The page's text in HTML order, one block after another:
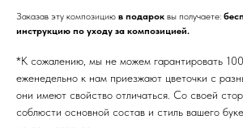
Заказав эту композицию в подарок вы получаете:
инструкцию по уходу за композицией.
*К сожалению, мы не можем гарантировать
еженедельно к нам приезжают цветочки с
они имеют свойство отличаться. Со своей
соблюсти основной состав и стиль вашего